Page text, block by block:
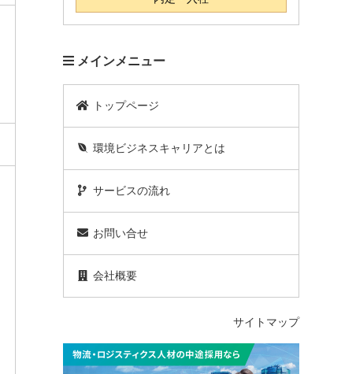
メインメニュー
トップページ
環境ビジネスキャリアとは
サービスの流れ
お問い合せ
会社概要
サイトマップ